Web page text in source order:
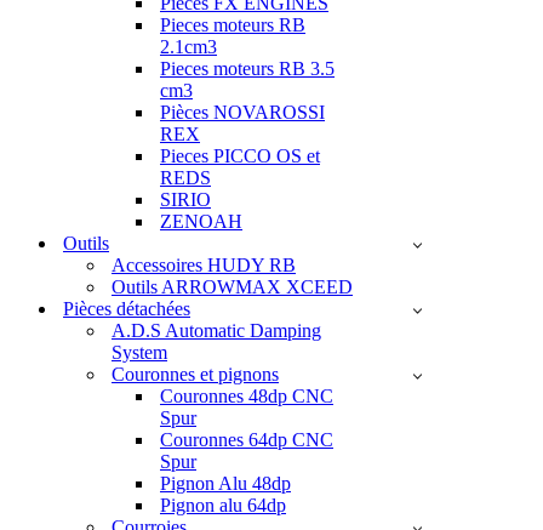
Pieces moteurs RB
2.1cm3
Pieces moteurs RB 3.5
cm3
Pièces NOVAROSSI
REX
Pieces PICCO OS et
REDS
SIRIO
ZENOAH
Outils
Accessoires HUDY RB
Outils ARROWMAX XCEED
Pièces détachées
A.D.S Automatic Damping
System
Couronnes et pignons
Couronnes 48dp CNC
Spur
Couronnes 64dp CNC
Spur
Pignon Alu 48dp
Pignon alu 64dp